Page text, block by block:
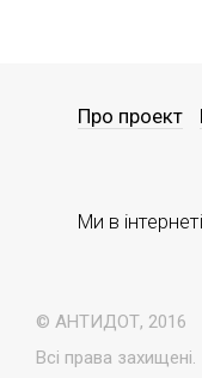
© АНТИДОТ, 2016
Всі права захищені.
Про проект
Ми в